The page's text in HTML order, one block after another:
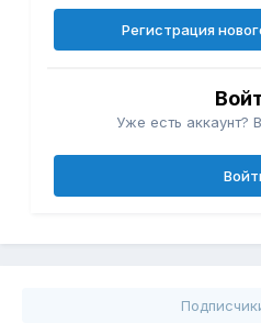
Регистрация
Уже есть аккаунт?